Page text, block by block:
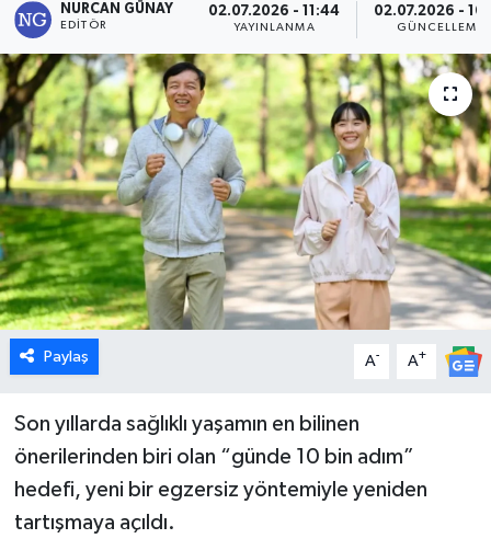
NURCAN GÜNAY
EDITÖR
02.07.2026 - 11:44
YAYINLANMA
02.07.2026 -
GÜNCELLEME
Paylaş A- A+
Son yıllarda sağlıklı yaşamın en bilinen
önerilerinden biri olan “günde 10 bin adım”
hedefi, yeni bir egzersiz yöntemiyle yeniden
tartışmaya açıldı.
Eğitim
Ekonomi
Emet
Foto Galeri
Gediz
Genel
Gündem
Hisarcık
İlçeler